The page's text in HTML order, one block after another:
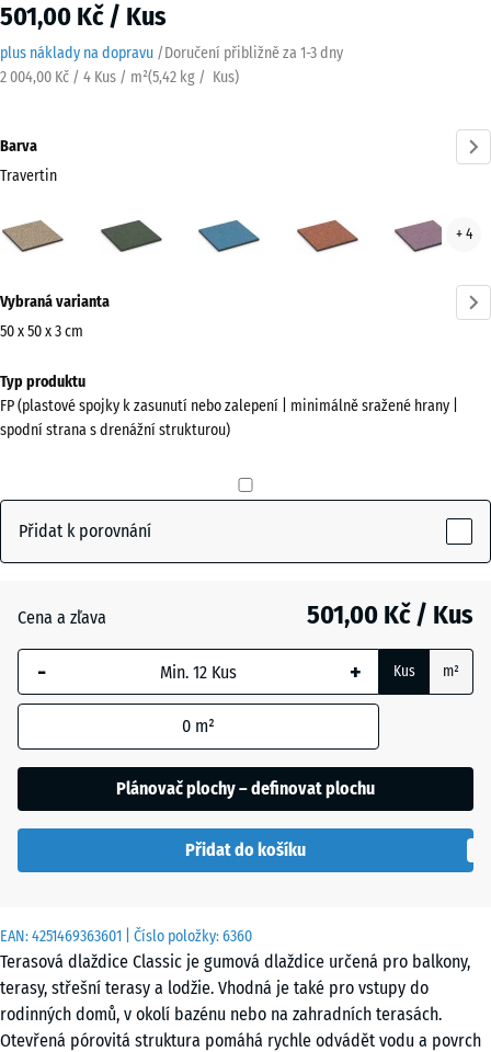
501,00 Kč / Kus
plus náklady na dopravu /Doručení přibližně za 1-3 dny
2 004,00 Kč / 4 Kus / m²(5,42 kg / Kus)
EAN:4251469363601 | Číslo položky:6360
Terasová dlaždice Classic je gumová dlaždice určená pro balkony,
terasy, střešní terasy a lodžie. Vhodná je také pro vstupy do
rodinných domů, v okolí bazénu nebo na zahradních terasách.
Otevřená pórovitá struktura pomáhá rychle odvádět vodu a povrch
Barva
Travertin
(active)
trávník
+ 4
informací
o
Zobrazit
paletu
Travertin(active)
trávník
Etna
Ratan
Terakota
Vybraná varianta
50 x 50 x 3 cm
pro
dopravu
500
Vybraný
rozměr s
modrým
ohraničením
pro výpočet
(pokud není
v údajích o
50
x
50
x 3
Typ produktu
FP (plastové spojky k zasunutí nebo zalepení | minimálně sražené hrany |
spodní strana s drenážní strukturou)
Přidat k porovnání
Cena a zľava 501,00 Kč / Kus
- + Kus m²
0 m²
Plánovač plochy – definovat plochu
Přidat do košíku